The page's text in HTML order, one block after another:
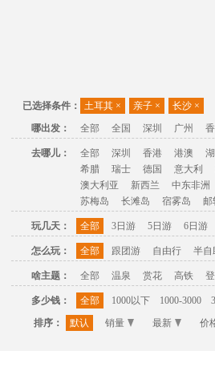
已选择条件： 土耳其 × 亲子 × 长沙 ×
哪出发：
全部 全国 深圳 广州
去哪儿： 全部 深圳 香港 港澳
希腊
瑞士 德国 意大利
澳大利亚
新西兰 中东非洲
苏梅岛
长滩岛 宿雾岛 邮
玩几天： 全部 3日游 5日游 6日游
怎么玩： 全部 跟团游 自由行 半自
啥主题： 全部 温泉 赏花 高铁
多少钱： 全部 1000以下 1000-3000
排序：
默认 销量 最新 价